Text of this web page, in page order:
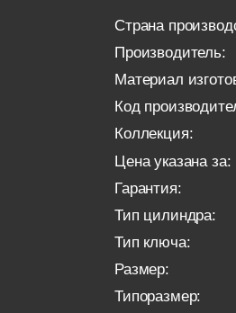
Страна
Производитель:
Материал
Код
Коллекция:
Цена указана за:
Гарантия:
Тип цилиндра:
Тип ключа:
Размер:
Типоразмер: